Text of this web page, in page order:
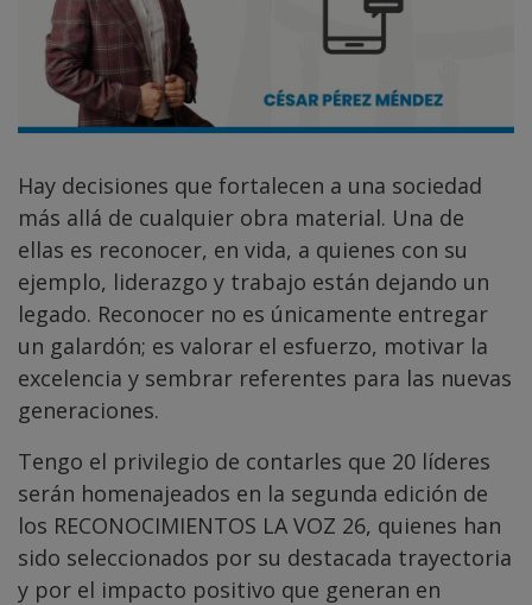
Hay decisiones que fortalecen a una sociedad
más allá de cualquier obra material. Una de
ellas es reconocer, en vida, a quienes con su
ejemplo, liderazgo y trabajo están dejando un
legado. Reconocer no es únicamente entregar
un galardón; es valorar el esfuerzo, motivar la
excelencia y sembrar referentes para las nuevas
generaciones.
Tengo el privilegio de contarles que 20 líderes
serán homenajeados en la segunda edición de
los RECONOCIMIENTOS LA VOZ 26, quienes han
sido seleccionados por su destacada trayectoria
y por el impacto positivo que generan en